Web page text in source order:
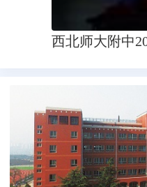
2021年秋季田